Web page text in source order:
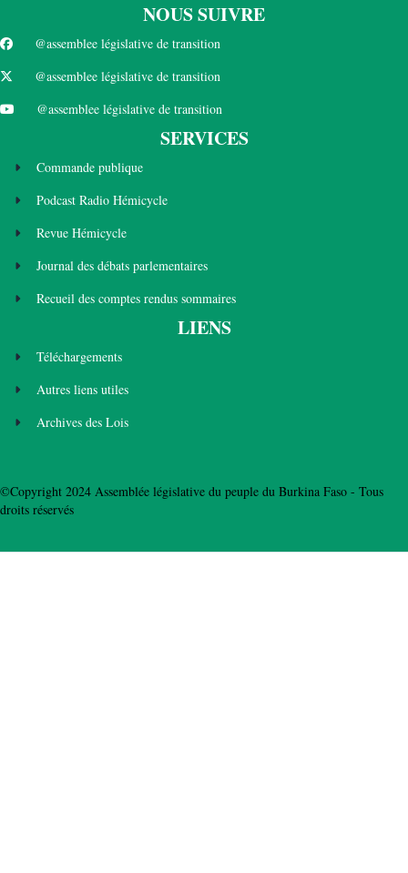
NOUS SUIVRE
@assemblee législative de transition
@assemblee législative de transition
@assemblee législative de transition
SERVICES
Commande publique
Podcast Radio Hémicycle
Revue Hémicycle
Journal des débats parlementaires
Recueil des comptes rendus sommaires
LIENS
Téléchargements
Autres liens utiles
Archives des Lois
©Copyright 2024 Assemblée législative du peuple du Burkina Faso - Tous
droits réservés